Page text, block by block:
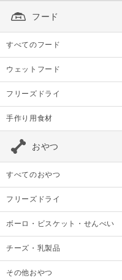
フード
すべてのフード
ウェットフード
フリーズドライ
手作り用食材
おやつ
すべてのおやつ
フリーズドライ
ボーロ・ビスケット・せんべい
チーズ・乳製品
その他おやつ